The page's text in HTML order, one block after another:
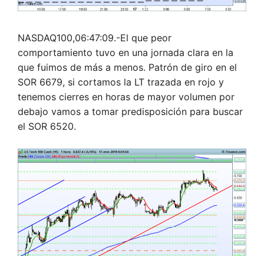
NASDAQ100,06:47:09.-El que peor
comportamiento tuvo en una jornada clara en la
que fuimos de más a menos. Patrón de giro en el
SOR 6679, si cortamos la LT trazada en rojo y
tenemos cierres en horas de mayor volumen por
debajo vamos a tomar predisposición para buscar
el SOR 6520.